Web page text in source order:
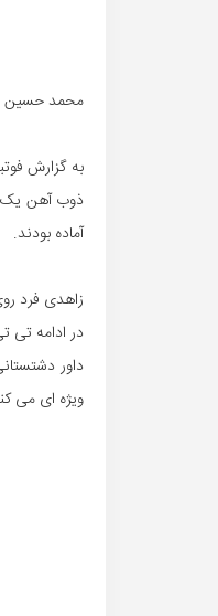
محمد حسین
آماده بودند.
زاهدی فرد
در ادامه تی تی ها که نشان
داور
ویژه ای می